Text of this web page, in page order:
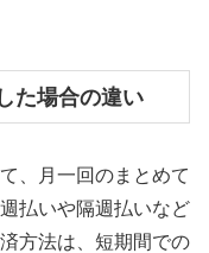
た場合の違い
、月一回のまとめて
払いや隔週払いなど
方法は、短期間での